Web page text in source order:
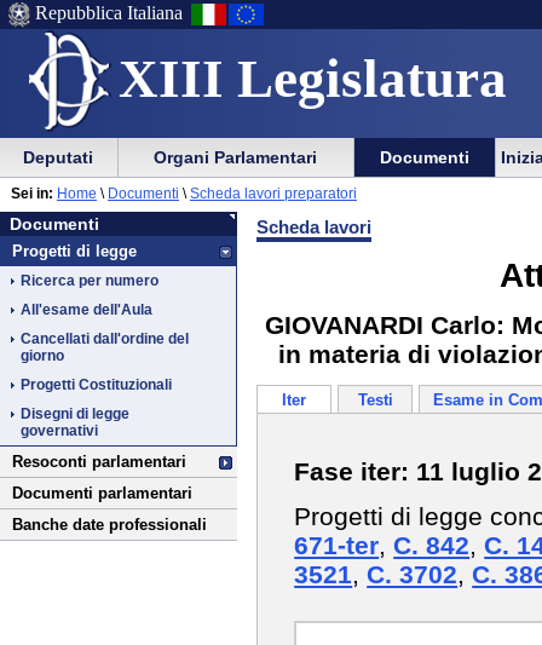
XIII Legislatura
Menu
di
ausilio
alla
navigazione
Vai
Menu
di
navigazione
principale
Repubblica Italiana
Menu
di
navigazione
principale
Vai
menu
di
sezione
Deputati Organi Parlamentari Documenti
Documenti
Vai
al
contenuto
Documenti
Progetti di legge
Ricerca per numero
All'esame dell'Aula
Cancellati dall'ordine del
giorno
Progetti Costituzionali
Disegni di legge
governativi
Resoconti parlamentari
Documenti parlamentari
Banche date professionali
Sei in: Home \ Documenti \ Scheda lavori preparatori
Scheda lavori
GIOVANARDI Carlo:
in materia di
Iter Testi Esame in
Fase iter: 11 luglio
Progetti di legge
671-ter C. 842
C.
3521
C. 3702 C.